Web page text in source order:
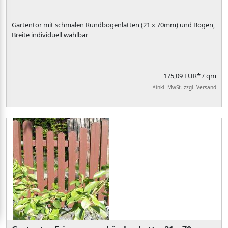
Gartentor mit schmalen Rundbogenlatten (21 x 70mm) und Bogen,
Breite individuell wählbar
175,09 EUR*/ qm
*inkl. MwSt. zzgl. Versand